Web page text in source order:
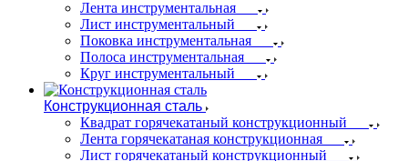
Лента инструментальная
Лист инструментальный
Поковка инструментальная
Полоса инструментальная
Круг инструментальный
Конструкционная сталь
Квадрат горячекатаный конструкционный
Лента горячекатаная конструкционная
Лист горячекатаный конструкционный